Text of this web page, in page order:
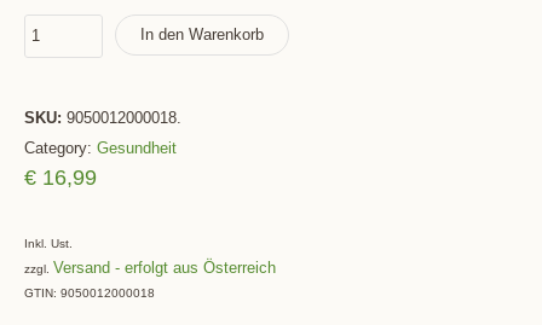
In den Warenkorb
SKU: 9050012000018
Category: Gesundheit
€ 16,99
Inkl. Ust.
zzgl. Versand
GTIN: 9050012000018